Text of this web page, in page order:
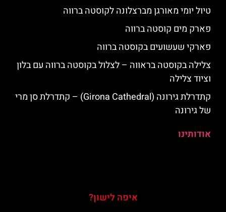
טיול יומי מאורגן מברצלונה לקוסטה ברווה
פארק מים קוסטה ברווה
פארקי שעשועים בקוסטה ברווה
צלילה בקוסטה בראווה – לצלול בקוסטה ברווה עם בלון
וציוד צלילה
קתדרלת גירונה (Girona Cathedral) – קתדרלת סן מרי
של גירונה
אודותינו
איפה לישון?